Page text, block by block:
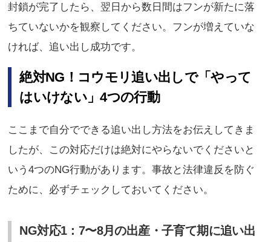
封鎖が完了したら、翌日から数日間はフンが新たに落
ちていないかを観察してください。フンが増えていな
ければ、追い出し成功です。
絶対NG！コウモリ追い出しで「やって
はいけない」4つの行動
ここまで自分でできる追い出し方法をお伝えしてきま
したが、この対応だけは絶対にやらないでくださいと
いう4つのNG行動があります。事故と法律違反を防ぐ
ために、必ずチェックしておいてください。
NG対応1：7〜8月の出産・子育て期に追い出